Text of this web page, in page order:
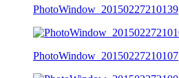
PhotoWindow_20150227210139
PhotoWindow_20150227210107